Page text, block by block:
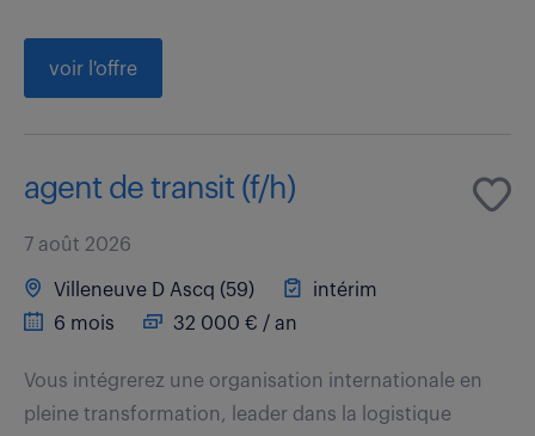
voir l'offre
agent de transit (f/h)
7 août 2026
Villeneuve D Ascq (59)
intérim
6 mois
32 000 € / an
Vous intégrerez une organisation internationale en
pleine transformation, leader dans la logistique